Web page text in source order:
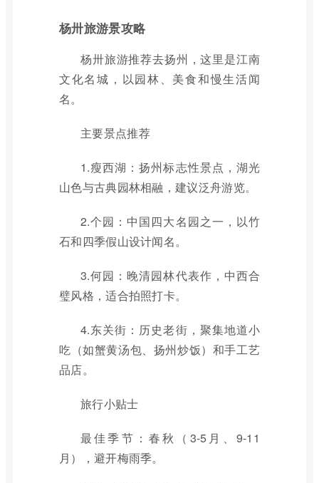
杨卅旅游景攻略
杨卅旅游推荐去扬州，这里是江南
文化名城，以园林、美食和慢生活闻
名。
主要景点推荐
1.瘦西湖：扬州标志性景点，湖光
山色与古典园林相融，建议泛舟游览。
2.个园：中国四大名园之一，以竹
石和四季假山设计闻名。
3.何园：晚清园林代表作，中西合
璧风格，适合拍照打卡。
4.东关街：历史老街，聚集地道小
吃（如蟹黄汤包、扬州炒饭）和手工艺
品店。
旅行小贴士
最佳季节：春秋（3-5月、9-11
月），避开梅雨季。